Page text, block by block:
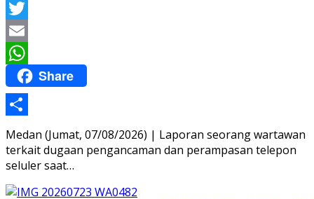
Facebook
Twitter
Email
WhatsApp
Share
Share
Medan (Jumat, 07/08/2026) | Laporan seorang wartawan
terkait dugaan pengancaman dan perampasan telepon
seluler saat…